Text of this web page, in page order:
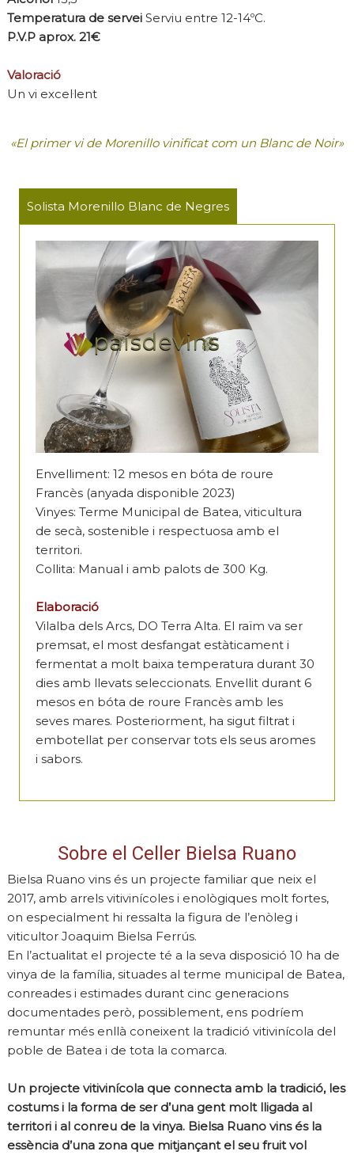
Temperatura de servei Serviu entre 12-14ºC.
P.V.P aprox. 21€
Valoració
Un vi excel·lent
«El primer vi de Morenillo vinificat com un Blanc de Noir»
Solista Morenillo Blanc de Negres
Envelliment: 12 mesos en bóta de roure
Francès (anyada disponible 2023)
Vinyes: Terme Municipal de Batea, viticultura
de secà, sostenible i respectuosa amb el
territori.
Collita: Manual i amb palots de 300 Kg.
Elaboració
Vilalba dels Arcs, DO Terra Alta. El raïm va ser
premsat, el most desfangat estàticament i
fermentat a molt baixa temperatura durant 30
dies amb llevats seleccionats. Envellit durant 6
mesos en bóta de roure Francès amb les
seves mares. Posteriorment, ha sigut filtrat i
embotellat per conservar tots els seus aromes
i sabors.
Sobre el Celler Bielsa Ruano
Bielsa Ruano vins és un projecte familiar que neix el
2017, amb arrels vitivinícoles i enològiques molt fortes,
on especialment hi ressalta la figura de l’enòleg i
viticultor Joaquim Bielsa Ferrús.
En l’actualitat el projecte té a la seva disposició 10 ha de
vinya de la família, situades al terme municipal de Batea,
conreades i estimades durant cinc generacions
documentades però, possiblement, ens podríem
remuntar més enllà coneixent la tradició vitivinícola del
poble de Batea i de tota la comarca.
Un projecte vitivinícola que connecta amb la tradició, les
costums i la forma de ser d’una gent molt lligada al
territori i al conreu de la vinya. Bielsa Ruano vins és la
essència d’una zona que mitjançant el seu fruit vol